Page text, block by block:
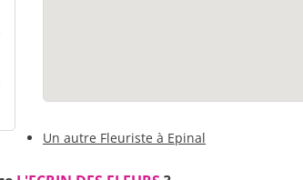
Un autre Fleuriste à Epinal